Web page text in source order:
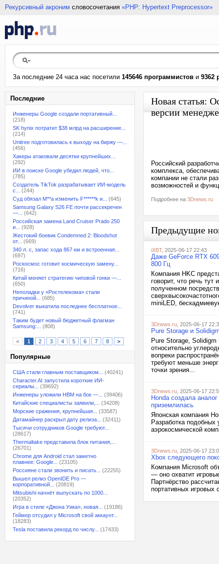
Рекурсивный акроним словосочетания «PHP: Hypertext Preprocessor»
За последние 24 часа нас посетили 145646 программистов и 9362
Последние
Инженеры Google создали портативный...
(218)
SK hynix потратит $38 млрд на расширение...
(214)
Unitree подготовилась к выходу на биржу —...
(456)
Хакеры атаковали десятки крупнейших...
(292)
ИИ в поиске Google убедил людей, что...
(785)
Создатель TikTok разрабатывает ИИ-модель
с...
(244)
Суд обязал M**a изменить F******k и...
(645)
Samsung Galaxy S26 FE почти рассекречен
—...
(642)
Российская замена Land Cruiser Prado 250
и...
(928)
Жестокий боевик Condemned 2: Bloodshot
от...
(669)
340 л. с, запас хода 867 км и встроенная...
(697)
Роскосмос готовит космическую замену...
(716)
Китай меняет стратегию чиповой гонки —...
(650)
Неполадки у «Ростелекома» стали
причиной...
(685)
Devolver выкатила последнее бесплатное...
(741)
Таким будет новый бюджетный флагман
Samsung:...
(808)
< 1 2 3 4 5 6 7 8 >
Популярные
США стали главным поставщиком...
(40241)
Character.AI запустила короткие ИИ-
сериалы...
(39692)
Инженеры уложили HBM на бок —...
(39406)
Китайские специалисты заявили,...
(34208)
Морские сражения, крупнейшая...
(33587)
Датамайнер раскрыл дату релиза...
(32411)
Тысячи сотрудников Google требуют...
(28617)
Thermaltake представила блок питания,...
(26701)
Chrome для Android стал заметно
плавнее: Google...
(23105)
Россияне стали звонить и писать...
(22255)
Вышел релиз OpenIDE Pro —
корпоративной...
(20819)
Mitsubishi начнёт выпускать по 1000...
(20352)
Игра в стиле «Джона Уика», новая...
(19186)
Геймер отсудил у Microsoft свой аккаунт...
(18283)
Tesla поставила рекорд по числу...
(17433)
Новая статья:
версии
Российский
комплекса,
компании не стали
возможностей и
Подробнее на 3Dnews.ru
Предыдущие
iXBT, 2025-06-17 22:43
Даже GeForce RTX
800 Гц
Компания HKC
говорит, что речь
полученном
miniLED,
3Dnews.ru , 2025-06-17
Pure Storage и
Pure Storage,
относительно
вопреки
требуют меньше
точки зрения...
3Dnews.ru , 2025-06-17
Honda создала
приземлилась
Японская компания
Разработка подобных
аэрокосмической
3Dnews.ru , 2025-06-17
Xbox следующего
Компания Microsoft
— оно охватит
Партнёрство
портативных игровых